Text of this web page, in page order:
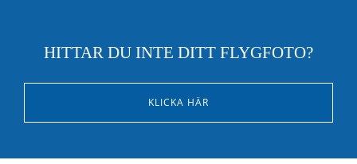
HITTAR DU INTE DITT FLYGFOTO?
KLICKA HÄR